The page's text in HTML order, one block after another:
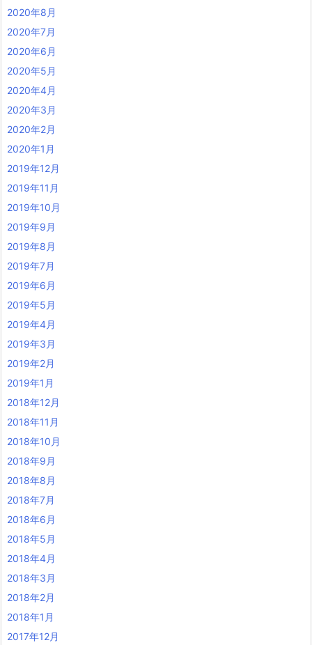
2020年8月
2020年7月
2020年6月
2020年5月
2020年4月
2020年3月
2020年2月
2020年1月
2019年12月
2019年11月
2019年10月
2019年9月
2019年8月
2019年7月
2019年6月
2019年5月
2019年4月
2019年3月
2019年2月
2019年1月
2018年12月
2018年11月
2018年10月
2018年9月
2018年8月
2018年7月
2018年6月
2018年5月
2018年4月
2018年3月
2018年2月
2018年1月
2017年12月